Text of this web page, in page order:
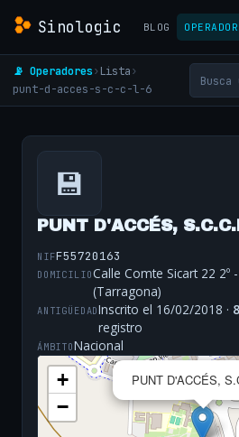
Sinologic BLOG
📡 Operadores› Lista›
punt-d-acces-s-c-c-l-6
💾
PUNT D'ACCÉS,
NIFF55720163
DOMICILIOCalle Comte Sicart 22 2º
(Tarragona)
ANTIGÜEDADInscrito el 16/02/2018 ·
registro
ÁMBITONacional
PUNT D'ACCÉS,
+
−